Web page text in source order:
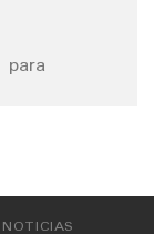
para
NOTICIAS